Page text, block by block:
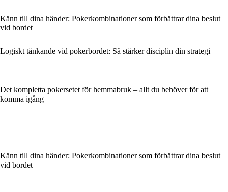
Känn till dina händer: Pokerkombinationer som förbättrar dina beslut
vid bordet
Logiskt tänkande vid pokerbordet: Så stärker disciplin din strategi
Det kompletta pokersetet för hemmabruk – allt du behöver för att
komma igång
Känn till dina händer: Pokerkombinationer som förbättrar dina beslut
vid bordet